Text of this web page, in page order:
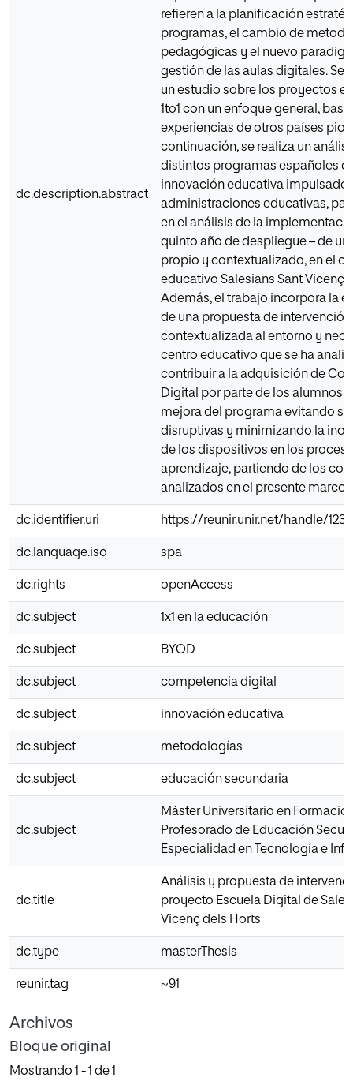
dc.description.abstract
refieren a la planificación
programas, el cambio de
pedagógicas y el nuevo
gestión de las aulas digitales. Se
un estudio sobre los proyectos
1to1 con un enfoque general,
experiencias de otros países
continuación, se realiza un
distintos programas españoles
innovación educativa
administraciones educativas,
en el análisis de la
quinto año de despliegue – de
propio y contextualizado, en el
educativo Salesians Sant Vicenç
Además, el trabajo incorpora la
de una propuesta de intervención
contextualizada al entorno y
centro educativo que se ha
contribuir a la adquisición de
Digital por parte de los alumnos
mejora del programa evitando
disruptivas y minimizando la
de los dispositivos en los
aprendizaje, partiendo de los
analizados en el presente marco
dc.identifier.uri https://reunir.unir.net/handle/
dc.language.iso spa
dc.rights openAccess
dc.subject 1x1 en la educación
dc.subject BYOD
dc.subject competencia digital
dc.subject innovación educativa
dc.subject metodologías
dc.subject educación secundaria
dc.subject
Máster Universitario en
Profesorado de Educación
Especialidad en Tecnología e
dc.title
Análisis y propuesta de
proyecto Escuela Digital de
Vicenç dels Horts
dc.type masterThesis
reunir.tag ~91
Archivos
Bloque original
Mostrando 1 - 1 de 1